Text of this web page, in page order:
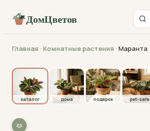
ДомЦветов
Главная · Комнатные растения · Маранта
каталог дома подарок pet-safe